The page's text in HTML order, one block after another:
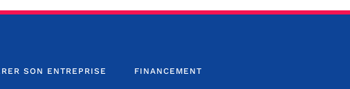
SON ENTREPRISE FINANCEMENT